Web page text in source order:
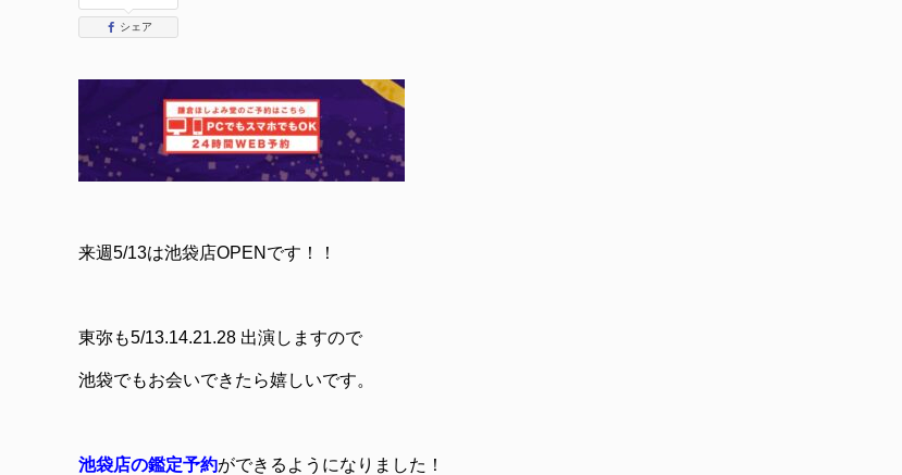
シェア
来週5/13は池袋店OPENです！！
東弥も5/13.14.21.28 出演しますので
池袋でもお会いできたら嬉しいです。
池袋店の鑑定予約ができるようになりました！